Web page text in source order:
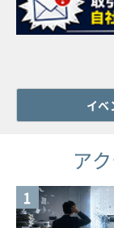
イ
ア
1